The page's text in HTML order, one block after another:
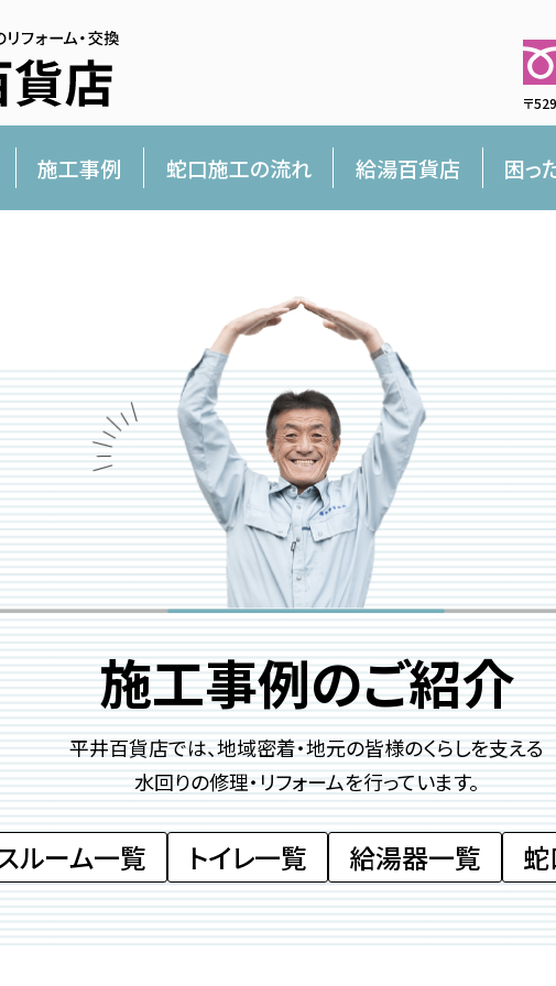
〒
施工事例 蛇口施工の流れ 給湯百貨店 困っ
施工事例のご紹介
平井百貨店では、地域密着・地元の皆様のくらしを支える
水回りの修理・リフォームを行っています。
ルーム一覧 トイレ一覧 給湯器一覧